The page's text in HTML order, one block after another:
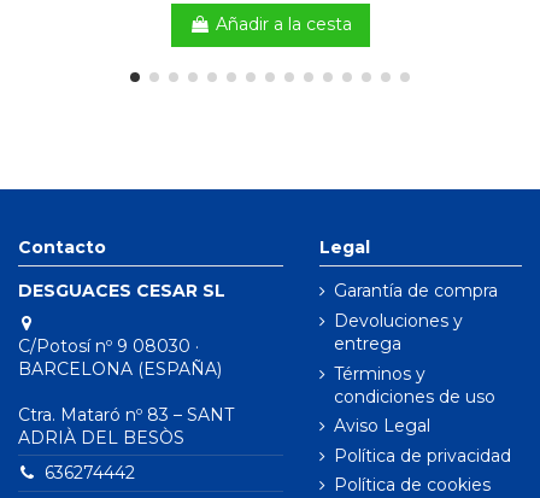
Añadir a la cesta
Contacto
DESGUACES CESAR SL
C/Potosí nº 9 08030 ·
BARCELONA (ESPAÑA)
Ctra. Mataró nº 83 – SANT
ADRIÀ DEL BESÒS
636274442
Legal
Garantía de compra
Devoluciones y
entrega
Términos y
condiciones de uso
Aviso Legal
Política de privacidad
Política de cookies